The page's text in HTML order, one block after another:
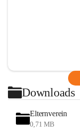
Downloads
Elternverein
0,71 MB